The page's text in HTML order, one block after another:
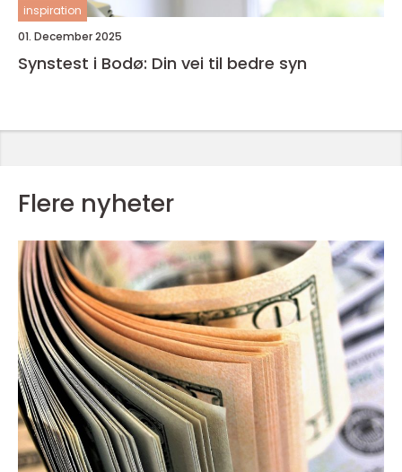
inspiration
01. December 2025
Synstest i Bodø: Din vei til bedre syn
Flere nyheter